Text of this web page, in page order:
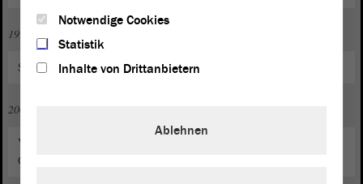
1999 bis 2004
Stadtrat in Magdeburg
2004 bis 2011
Vorsitzender des Kreisverbandes Magdeburg BÜNDNIS 90/DIE
GRÜNEN
Notwendige Cookies
Statistik
Inhalte von Drittanbietern
Ablehnen